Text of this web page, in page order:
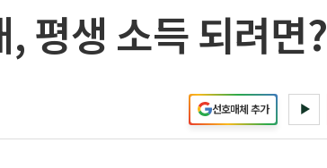
평생 소득 되려면?
선호매체 추가